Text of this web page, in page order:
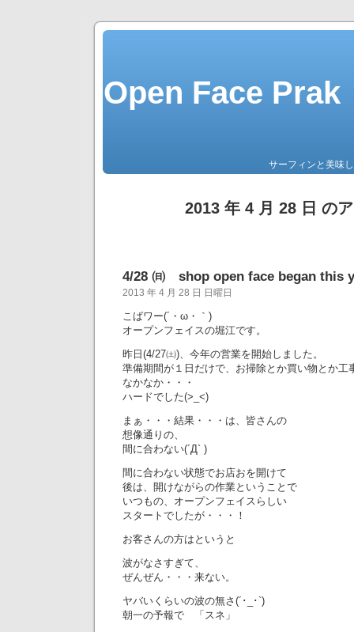
Open Face
サーフィンと美味
2013 年 4 月 28 日 の
4/28 ㈰ shop open face began this
2013 年 4 月 28 日 日曜日
こばワー(´・ω・｀)
オープンフェイスの堀江です。
昨日(4/27㈯)、今年の営業を開始しました。
準備期間が１日だけで、お掃除とか買い物とか工
なかなか・・・
ハードでした(>_<)
まぁ・・・結果・・・は、皆さんの
想像通りの、
間に合わない(´Д` )
間に合わない状態でお店おを開けて
後は、開けながらの作業ということで
いつもの、オープンフェイスらしい
スタートでしたが・・・！
お客さんの方はというと
波がなさすぎて、
ぜんぜん・・・来ない。
ヤバいくらいの波の無さ(´･_･`)
朝一の予報で 「スネ」